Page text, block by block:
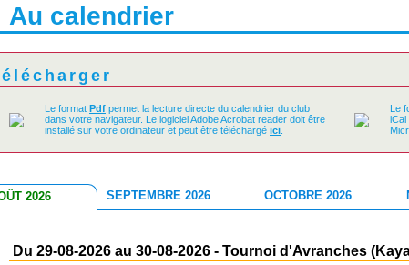
Au calendrier
Le format Pdf permet la lecture directe du calendrier du club
dans votre navigateur. Le logiciel Adobe Acrobat reader doit être
installé sur votre ordinateur et peut être téléchargé ici
Le
iCal
2026 SEPTEMBRE 2026 OCTOBRE 2026
Du 29-08-2026 au 30-08-2026 - Tournoi d'Avranches